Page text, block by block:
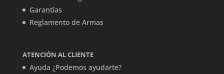
Garantías
Reglamento de Armas
ATENCIÓN AL CLIENTE
Ayuda ¿Podemos ayudarte?